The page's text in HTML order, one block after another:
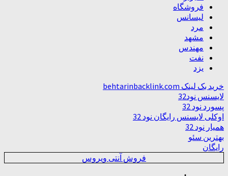
فروشگاه
لیسانس
مرد
مشهد
مهندس
نفت
یزد
خرید بک لینک behtarinbacklink.com
لایسنس نود32
پسورد نود 32
اوکلی لایسنس رایگان نود 32
همیار نود 32
بهترین سئو
رایگان
فروش آنتی ویروس